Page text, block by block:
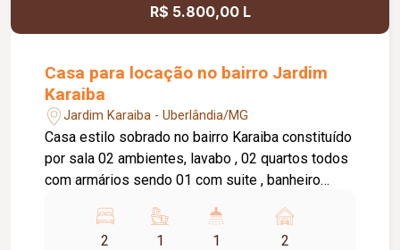
R$ 5.800,00 L
Casa para locação no bairro Jardim
Karaiba
Jardim Karaiba - Uberlândia/MG
Casa estilo sobrado no bairro Karaiba constituído
por sala 02 ambientes, lavabo , 02 quartos todos
com armários sendo 01 com suite , banheiro
garagem para 02 Carros .
2
1 1 2